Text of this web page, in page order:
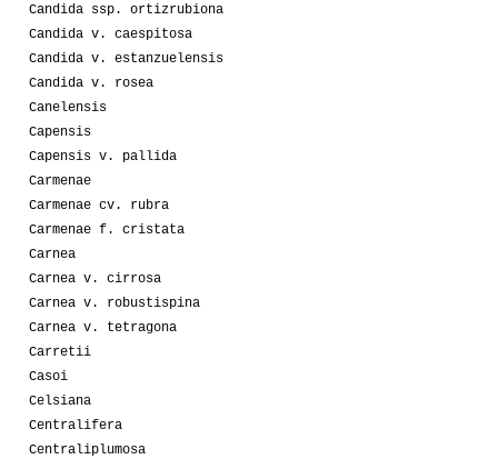
Candida ssp. ortizrubiona
Candida v. caespitosa
Candida v. estanzuelensis
Candida v. rosea
Canelensis
Capensis
Capensis v. pallida
Carmenae
Carmenae cv. rubra
Carmenae f. cristata
Carnea
Carnea v. cirrosa
Carnea v. robustispina
Carnea v. tetragona
Carretii
Casoi
Celsiana
Centralifera
Centraliplumosa